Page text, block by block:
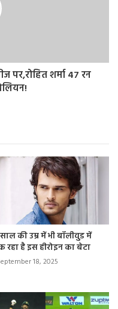
पर,रोहित शर्मा 47 रन
की उम्र में भी बॉलीवुड में
रहा है इस हीरोइन का बेटा
18, 2025